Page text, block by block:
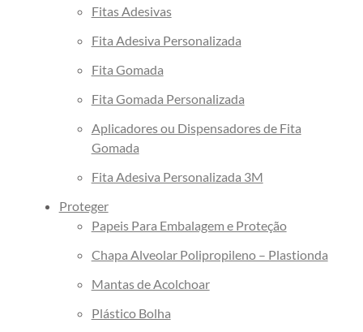
Fita Adesiva Personalizada em
Atacado
Fita Adesiva Personalizada para
Fita Adesiva Transparente
48×100
48×50
Fita de Arquear
Fita de Arquear 10mm
Fita de Arquear 16mm
Fitas Adesivas
Fita Adesiva Personalizada
Fita Gomada
Fita Gomada Personalizada
Aplicadores ou Dispensadores de Fita
Gomada
Fita Adesiva Personalizada 3M
Proteger
Papeis Para Embalagem e Proteção
Chapa Alveolar Polipropileno – Plastionda
Mantas de Acolchoar
Plástico Bolha